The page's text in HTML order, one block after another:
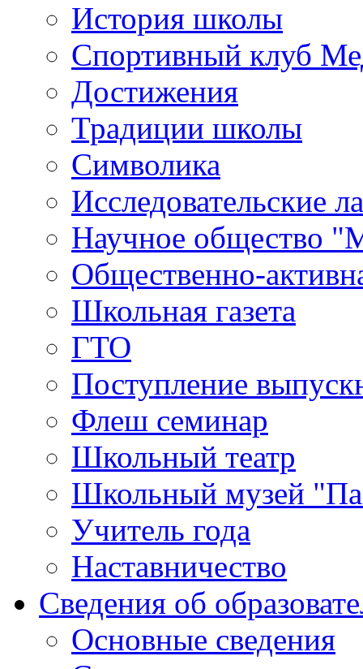
История школы
Спортивный клуб
Достижения
Традиции школы
Символика
Исследовательские
Научное общество
Общественно-
Школьная газета
ГТО
Поступление
Флеш семинар
Школьный театр
Школьный музей
Учитель года
Наставничество
Сведения об
Основные сведения